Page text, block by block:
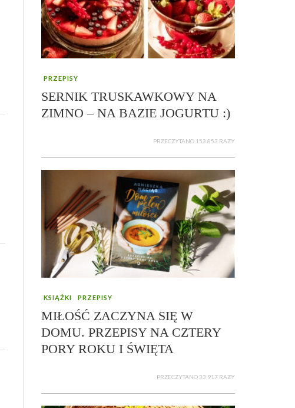
PRZEPISY
SERNIK TRUSKAWKOWY NA
ZIMNO – NA BAZIE JOGURTU :)
PRZECZYTANO 153 853 RAZY
KSIĄŻKI PRZEPISY
MIŁOŚĆ ZACZYNA SIĘ W
DOMU. PRZEPISY NA CZTERY
PORY ROKU I ŚWIĘTA
PRZECZYTANO 33 917 RAZY